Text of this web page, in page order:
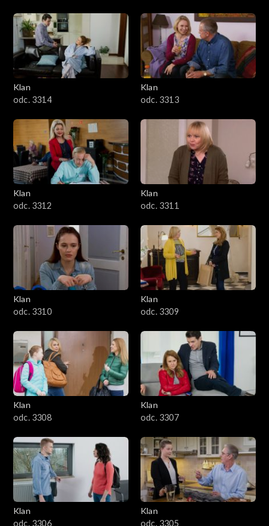
Klan
odc. 3314
Klan
odc. 3313
Klan
odc. 3312
Klan
odc. 3311
Klan
odc. 3310
Klan
odc. 3309
Klan
odc. 3308
Klan
odc. 3307
Klan
odc. 3306
Klan
odc. 3305